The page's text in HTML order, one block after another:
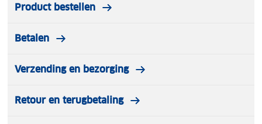
Product bestellen
Betalen
Verzending en bezorging
Retour en terugbetaling